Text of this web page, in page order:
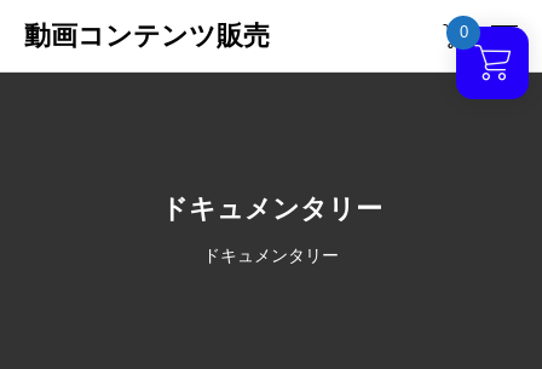
動画コンテンツ販売 
ドキュメンタリー
ドキュメンタリー
0